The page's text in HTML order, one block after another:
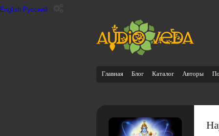
English Русский
Главная Блог Каталог Авторы